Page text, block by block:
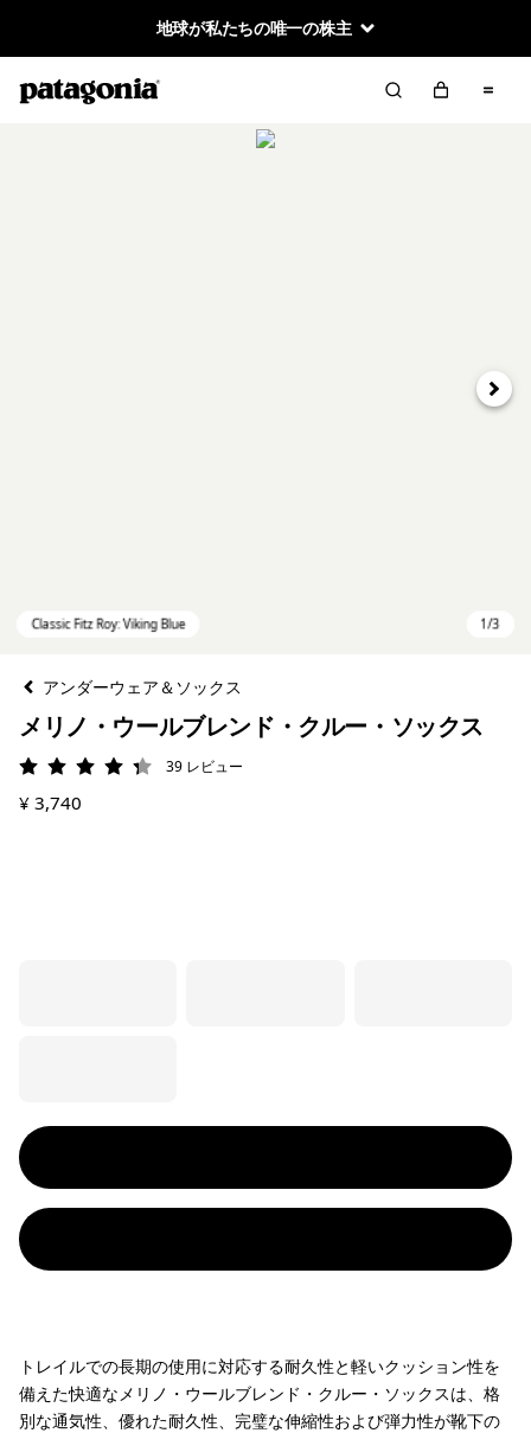
地球が私たちの唯一の株主
次へ
アンダーウェア＆ソックス
メリノ・ウールブレンド・クルー・ソックス
評価: 4.3 / 5
39 レビュー
¥ 3,740
トレイルでの長期の使用に対応する耐久性と軽いクッション性を
備えた快適なメリノ・ウールブレンド・クルー・ソックスは、格
別な通気性、優れた耐久性、完璧な伸縮性および弾力性が靴下の